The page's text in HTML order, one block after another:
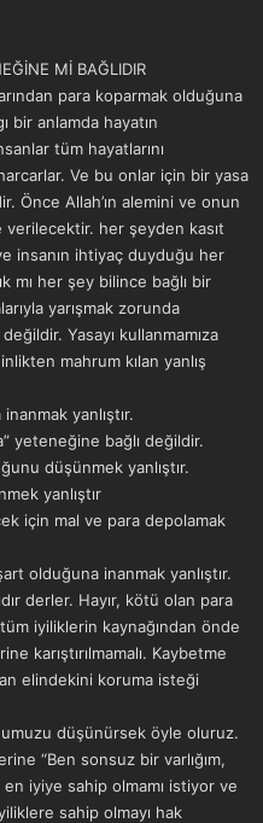
Mİ BAĞLIDIR
para koparmak olduğuna
bir anlamda hayatın
tüm hayatlarını
Ve bu onlar için bir yasa
Önce Allah’ın alemini ve onun
her şeyden kasıt
insanın ihtiyaç duyduğu her
mı her şey bilince bağlı bir
yarışmak zorunda
Yasayı kullanmamıza
mahrum kılan yanlış
yanlıştır.
yeteneğine bağlı değildir.
düşünmek yanlıştır.
yanlıştır
için mal ve para depolamak
olduğuna inanmak yanlıştır.
derler. Hayır, kötü olan para
iyiliklerin kaynağından önde
karıştırılmamalı. Kaybetme
elindekini koruma isteği
düşünürsek öyle oluruz.
“Ben sonsuz bir varlığım,
iyiye sahip olmamı istiyor ve
sahip olmayı hak